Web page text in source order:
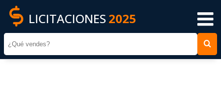
LICITACIONES 2025